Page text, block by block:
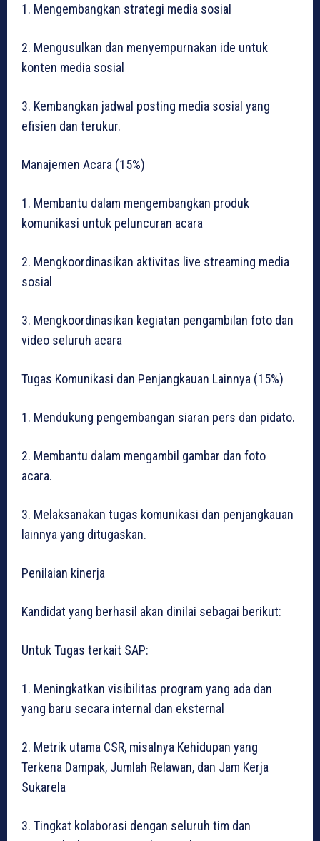
1. Mengembangkan strategi media sosial
2. Mengusulkan dan menyempurnakan ide untuk
konten media sosial
3. Kembangkan jadwal posting media sosial yang
efisien dan terukur.
Manajemen Acara (15%)
1. Membantu dalam mengembangkan produk
komunikasi untuk peluncuran acara
2. Mengkoordinasikan aktivitas live streaming media
sosial
3. Mengkoordinasikan kegiatan pengambilan foto dan
video seluruh acara
Tugas Komunikasi dan Penjangkauan Lainnya (15%)
1. Mendukung pengembangan siaran pers dan pidato.
2. Membantu dalam mengambil gambar dan foto
acara.
3. Melaksanakan tugas komunikasi dan penjangkauan
lainnya yang ditugaskan.
Penilaian kinerja
Kandidat yang berhasil akan dinilai sebagai berikut:
Untuk Tugas terkait SAP:
1. Meningkatkan visibilitas program yang ada dan
yang baru secara internal dan eksternal
2. Metrik utama CSR, misalnya Kehidupan yang
Terkena Dampak, Jumlah Relawan, dan Jam Kerja
Sukarela
3. Tingkat kolaborasi dengan seluruh tim dan